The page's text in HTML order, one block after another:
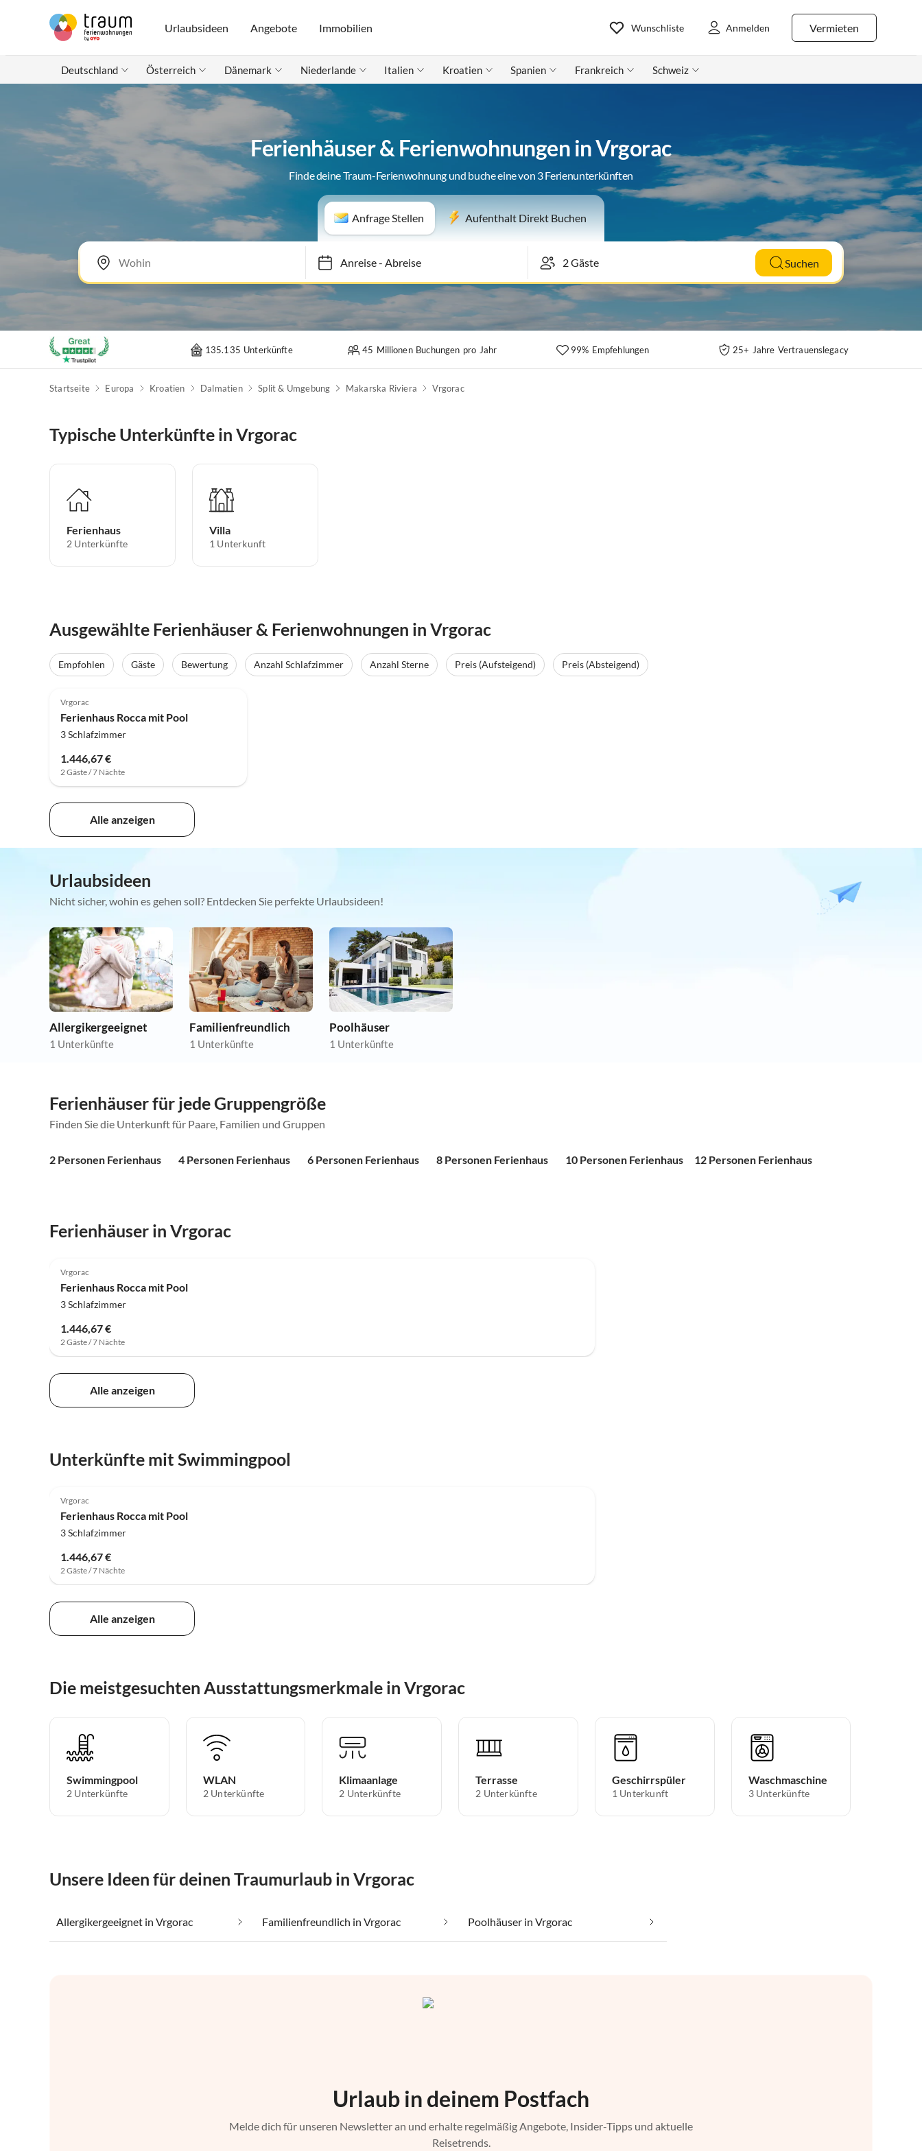
Urlaubsideen Angebote Immobilien Vermieten
Wunschliste Anmelden
Deutschland Österreich Dänemark Niederlande Italien Kroatien Spanien Frankreich Schweiz
Ferienhäuser & Ferienwohnungen in Vrgorac
Finde deine Traum-Ferienwohnung und buche eine von 3 Ferienunterkünften
Anfrage Stellen Aufenthalt Direkt Buchen
Anreise-Abreise Suchen
135.135 Unterkünfte 45 Millionen Buchungen pro Jahr 99% Empfehlungen 25+ Jahre Vertrauenslegacy
Startseite Europa Kroatien Dalmatien Split & Umgebung Makarska Riviera Vrgorac
Typische Unterkünfte in Vrgorac
Ferienhaus
2 Unterkünfte
Villa
1 Unterkunft
Ausgewählte Ferienhäuser & Ferienwohnungen in Vrgorac
Empfohlen Gäste Bewertung Anzahl Schlafzimmer Anzahl Sterne Preis (Aufsteigend) Preis (Absteigend)
Vrgorac
Ferienhaus Rocca mit Pool
3 Schlafzimmer
1.446,67 €
2 Gäste / 7 Nächte
Alle anzeigen
Urlaubsideen
Nicht sicher, wohin es gehen soll? Entdecken Sie perfekte Urlaubsideen!
Allergikergeeignet
1 Unterkünfte
Familienfreundlich
1 Unterkünfte
Poolhäuser
1 Unterkünfte
Ferienhäuser für jede Gruppengröße
Finden Sie die Unterkunft für Paare, Familien und Gruppen
2 Personen Ferienhaus 4 Personen Ferienhaus 6 Personen Ferienhaus 8 Personen Ferienhaus 10 Personen Ferienhaus 12 Personen Ferienhaus
Ferienhäuser in Vrgorac
Vrgorac
Ferienhaus Rocca mit Pool
3 Schlafzimmer
1.446,67 €
2 Gäste / 7 Nächte
Alle anzeigen
Unterkünfte mit Swimmingpool
Vrgorac
Ferienhaus Rocca mit Pool
3 Schlafzimmer
1.446,67 €
2 Gäste / 7 Nächte
Alle anzeigen
Die meistgesuchten Ausstattungsmerkmale in Vrgorac
Swimmingpool
2 Unterkünfte
WLAN
2 Unterkünfte
Klimaanlage
2 Unterkünfte
Terrasse
2 Unterkünfte
Geschirrspüler
1 Unterkunft
Waschmaschine
3 Unterkünfte
Unsere Ideen für deinen Traumurlaub in Vrgorac
Allergikergeeignet in Vrgorac Familienfreundlich in Vrgorac Poolhäuser in Vrgorac
Urlaub in deinem Postfach
Melde dich für unseren Newsletter an und erhalte regelmäßig Angebote, Insider-Tipps und aktuelle
Reisetrends.